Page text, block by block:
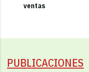
ventas
PUBLICACIONES